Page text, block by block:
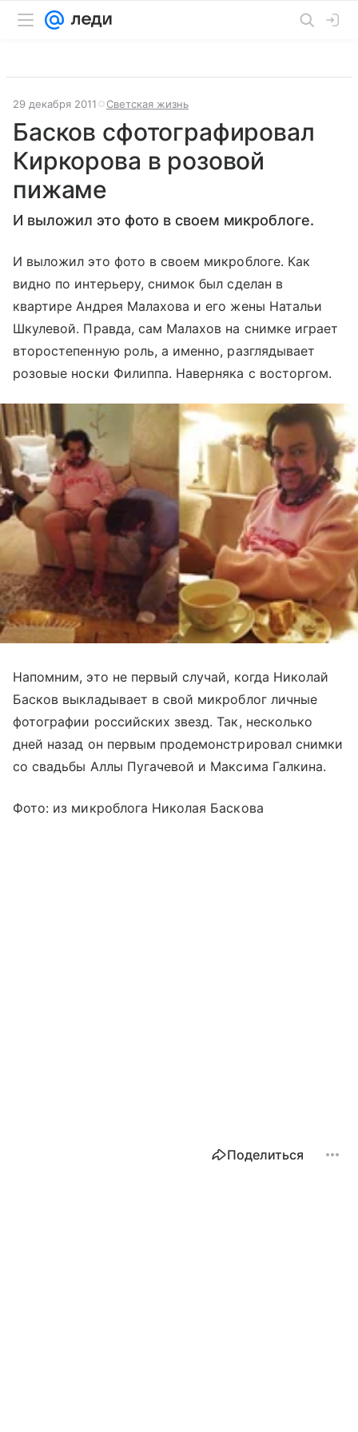
29 декабря 2011 Светская жизнь
Басков сфотографировал
Киркорова в розовой
пижаме
И выложил это фото в своем микроблоге.
И выложил это фото в своем микроблоге. Как
видно по интерьеру, снимок был сделан в
квартире Андрея Малахова и его жены Натальи
Шкулевой. Правда, сам Малахов на снимке играет
второстепенную роль, а именно, разглядывает
розовые носки Филиппа. Наверняка с восторгом.
Напомним, это не первый случай, когда Николай
Басков выкладывает в свой микроблог личные
фотографии российских звезд. Так, несколько
дней назад он первым продемонстрировал снимки
со свадьбы Аллы Пугачевой и Максима Галкина.
Фото: из микроблога Николая Баскова
Поделиться